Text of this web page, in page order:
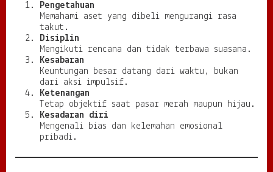
Pengetahuan
Memahami aset yang dibeli mengurangi rasa
takut.
Disiplin
Mengikuti rencana dan tidak terbawa suasana.
Kesabaran
Keuntungan besar datang dari waktu, bukan
dari aksi impulsif.
Ketenangan
Tetap objektif saat pasar merah maupun hijau.
Kesadaran diri
Mengenali bias dan kelemahan emosional
pribadi.